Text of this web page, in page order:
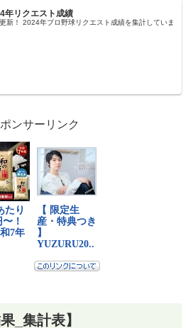
年リクエスト成績
新！ 2024年プロ野球リクエスト成績を集計していま
ンサーリンク
_集計表】